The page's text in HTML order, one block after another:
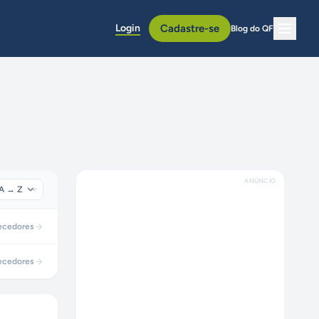
Login Cadastre-se Blog do QF
ANÚNCIO